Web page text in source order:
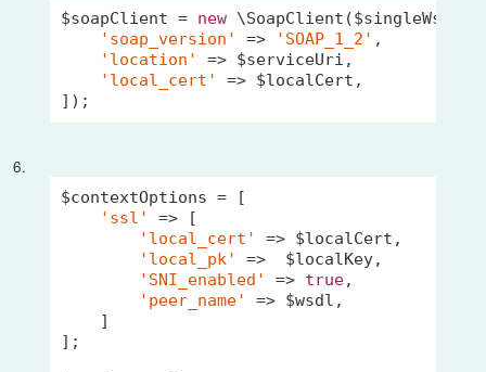
$soapClient = new \SoapClient($singleWsdl,
'soap_version'
=> 'SOAP_1_2' ,
'location'
=> $serviceUri,
'local_cert'
=> $localCert,
6.
$contextOptions = [
'ssl'
=> [
'local_cert'
=> $localCert,
'local_pk'
=>  $localKey,
'SNI_enabled'
=> true,
'peer_name'
=> $wsdl,
    ]
];